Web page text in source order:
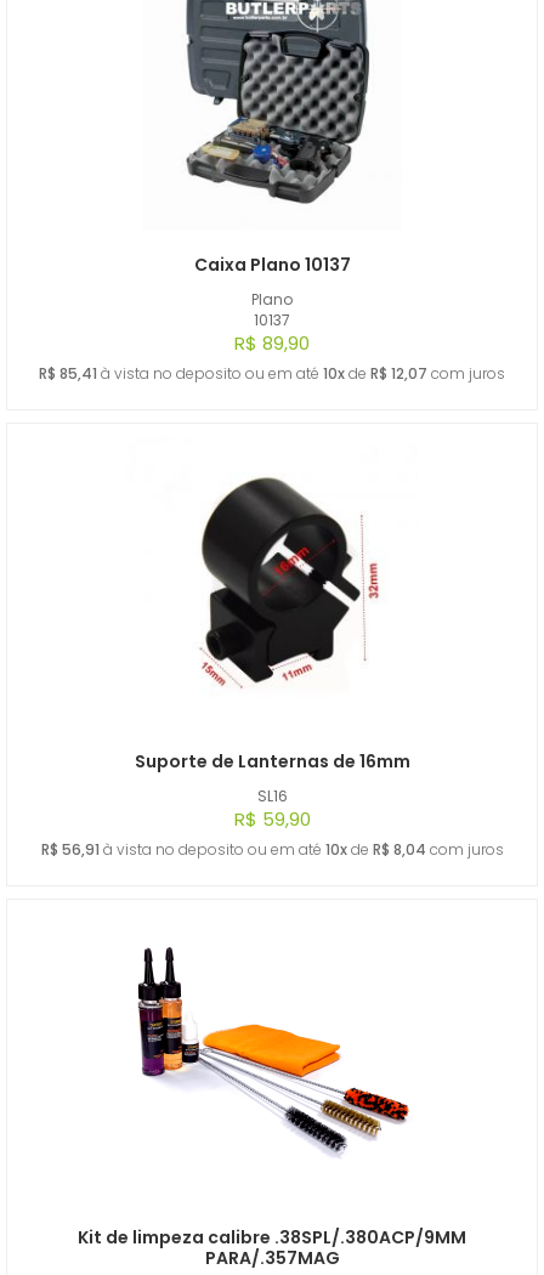
Plano
10137
Caixa Plano 10137
R$ 89,90
R$ 85,41 à vista no deposito ou em até 10xde R$ 12,07 com juros
SL16
Suporte de Lanternas de 16mm
R$ 59,90
R$ 56,91 à vista no deposito ou em até 10xde R$ 8,04 com juros
Kit de limpeza calibre .38SPL/.380ACP/9MM
PARA/.357MAG